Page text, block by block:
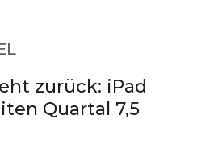
zurück: iPad
Quartal 7,5